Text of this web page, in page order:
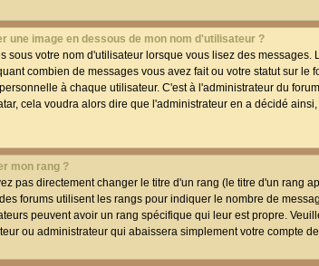
une image en dessous de mon nom d'utilisateur ?
sous votre nom d'utilisateur lorsque vous lisez des
combien de messages vous avez fait ou votre statut sur
à chaque utilisateur. C'est à l'administrateur du
cela voudra alors dire que l'administrateur en a décidé
mon rang ?
pas directement changer le titre d'un rang (le titre d'un rang
forums utilisent les rangs pour indiquer le nombre de
peuvent avoir un rang spécifique qui leur est propre.
ou administrateur qui abaissera simplement votre compte